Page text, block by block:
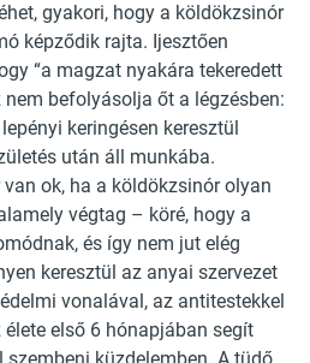
gyakori, hogy a köldökzsinór
képződik rajta. Ijesztően
“a magzat nyakára tekeredett
befolyásolja őt a légzésben:
keringésen keresztül
után áll munkába.
ok, ha a köldökzsinór olyan
végtag – köré, hogy a
és így nem jut elég
keresztül az anyai szervezet
vonalával, az antitestekkel
első 6 hónapjában segít